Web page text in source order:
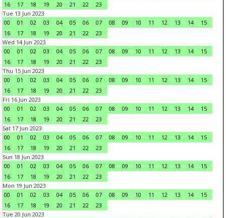
16
17 18 19 20 21 22
23
Tue 13 Jun 2023
00
01 02 03 04 05 06 07 08 09 10 11 12 13 14
15
16
17 18 19 20 21 22
23
Wed 14 Jun 2023
00
01 02 03 04 05 06 07 08 09 10 11 12 13 14
15
16
17 18 19 20 21 22
23
Thu 15 Jun 2023
00
01 02 03 04 05 06 07 08 09 10 11 12 13 14
15
16
17 18 19 20 21 22
23
Fri 16 Jun 2023
00
01 02 03 04 05 06 07 08 09 10 11 12 13 14
15
16
17 18 19 20 21 22
23
Sat 17 Jun 2023
00
01 02 03 04 05 06 07 08 09 10 11 12 13 14
15
16
17 18 19 20 21 22
23
Sun 18 Jun 2023
00
01 02 03 04 05 06 07 08 09 10 11 12 13 14
15
16
17 18 19 20 21 22
23
Mon 19 Jun 2023
00
01 02 03 04 05 06 07 08 09 10 11 12 13 14
15
16
17 18 19 20 21 22
23
Tue 20 Jun 2023